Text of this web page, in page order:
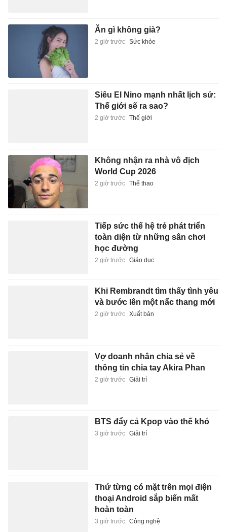
Ăn gì không già?
2 giờ trước Sức khỏe
Siêu El Nino mạnh nhất lịch sử:
Thế giới sẽ ra sao?
2 giờ trước Thế giới
Không nhận ra nhà vô địch
World Cup 2026
2 giờ trước Thể thao
Tiếp sức thế hệ trẻ phát triển
toàn diện từ những sân chơi
học đường
2 giờ trước Giáo dục
Khi Rembrandt tìm thấy tình yêu
và bước lên một nấc thang mới
2 giờ trước Xuất bản
Vợ doanh nhân chia sẻ về
thông tin chia tay Akira Phan
2 giờ trước Giải trí
BTS đẩy cả Kpop vào thế khó
3 giờ trước Giải trí
Thứ từng có mặt trên mọi điện
thoại Android sắp biến mất
hoàn toàn
3 giờ trước Công nghệ